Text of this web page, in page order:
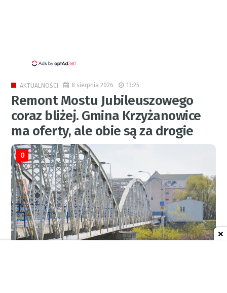
AKTUALNOŚCI 8 sierpnia 2026 13:25
Remont Mostu Jubileuszowego
coraz bliżej. Gmina Krzyżanowice
ma oferty, ale obie są za drogie
0